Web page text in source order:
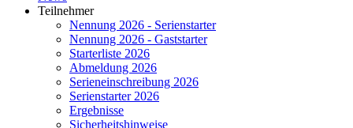
Teilnehmer
Nennung 2026 - Serienstarter
Nennung 2026 - Gaststarter
Starterliste 2026
Abmeldung 2026
Serieneinschreibung 2026
Serienstarter 2026
Ergebnisse
Sicherheitshinweise